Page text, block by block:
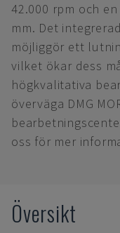
42.000 rpm och
mm. Det
möjliggör ett
vilket ökar dess
högkvalitativa
överväga DMG
oss för mer
Översikt